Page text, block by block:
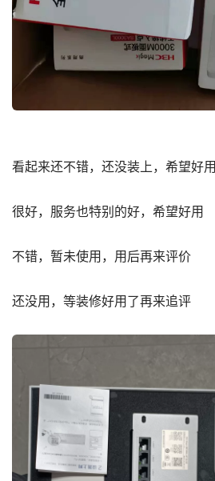
看起来还不错，还没装上，希望好用
很好，服务也特别的好，希望好用
不错，暂未使用，用后再来评价
还没用，等装修好用了再来追评